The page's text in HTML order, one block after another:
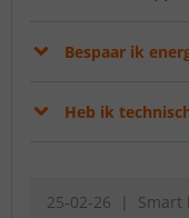
Bespaar ik
Heb ik
25-02-26
Smart